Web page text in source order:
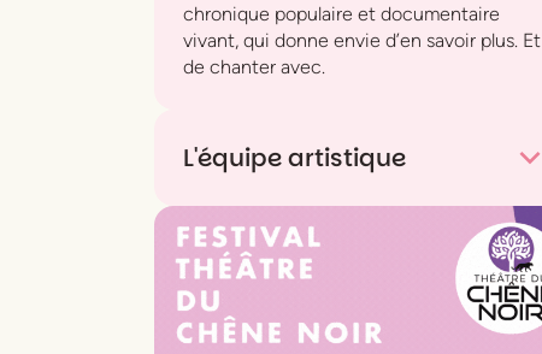
chronique populaire et documentaire
vivant, qui donne envie d’en savoir plus. Et
de chanter avec.
L'équipe artistique
TexteGarance Guierre,Leonor Stirman
Mise en scène
InterprétationDenis Ardant Kim Aubert,
Benjamin Candotti-Besson
Garance
Guierre
MusiqueLeonor Stirman